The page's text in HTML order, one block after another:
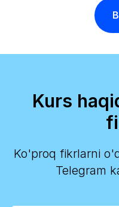
Kurs
Ko'proq fikrlarni
Telegram